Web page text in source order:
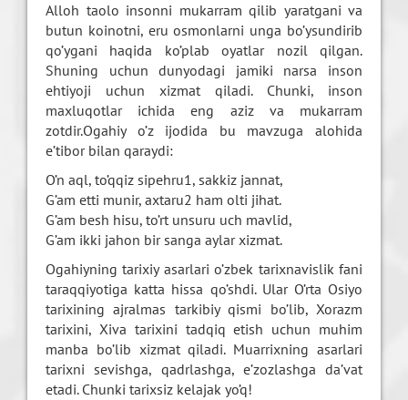
Alloh taolo insonni mukarram qilib yaratgani va
butun koinotni, eru osmonlarni unga bo’ysundirib
qo’ygani haqida ko’plab oyatlar nozil qilgan.
Shuning uchun dunyodagi jamiki narsa inson
ehtiyoji uchun xizmat qiladi. Chunki, inson
maxluqotlar ichida eng aziz va mukarram
zotdir.Ogahiy o’z ijodida bu mavzuga alohida
e’tibor bilan qaraydi:
O’n aql, to’qqiz sipehru1, sakkiz jannat,
G’am etti munir, axtaru2 ham olti jihat.
G’am besh hisu, to’rt unsuru uch mavlid,
G’am ikki jahon bir sanga aylar xizmat.
Ogahiyning tarixiy asarlari o’zbek tarixnavislik fani
taraqqiyotiga katta hissa qo’shdi. Ular O’rta Osiyo
tarixining ajralmas tarkibiy qismi bo’lib, Xorazm
tarixini, Xiva tarixini tadqiq etish uchun muhim
manba bo’lib xizmat qiladi. Muarrixning asarlari
tarixni sevishga, qadrlashga, e’zozlashga da’vat
etadi. Chunki tarixsiz kelajak yo’q!